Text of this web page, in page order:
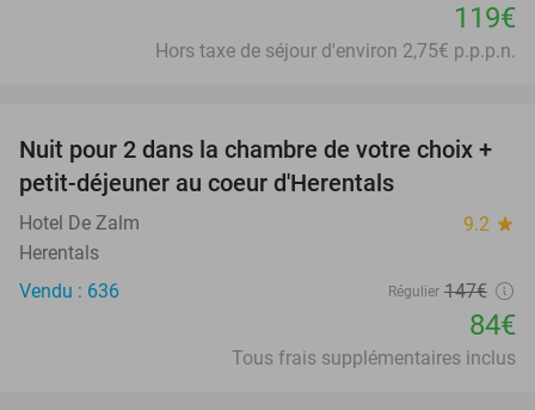
119€
Hors taxe de séjour d'environ 2,75€ p.p.p.n.
43%
Nuit pour 2 dans la chambre de votre choix +
petit-déjeuner au coeur d'Herentals
Hotel De Zalm 9.2 star
Herentals
Vendu : 636
Régulier 147€
84€
Tous frais supplémentaires inclus